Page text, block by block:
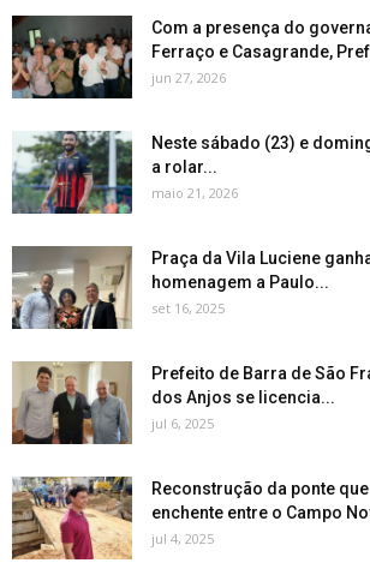
Com a presença do
Ferraço e Casagrande,
jun 27, 2026
Neste sábado (23) e
a rolar...
maio 21, 2026
Praça da Vila Luciene
homenagem a Paulo...
set 16, 2025
Prefeito de Barra de São
dos Anjos se licencia...
jul 6, 2025
Reconstrução da ponte
enchente entre o Campo
jul 4, 2025